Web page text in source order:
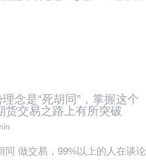
念是“死胡同”，掌握这个
货交易之路上有所突破
同 做交易，99%以上的人在谈论